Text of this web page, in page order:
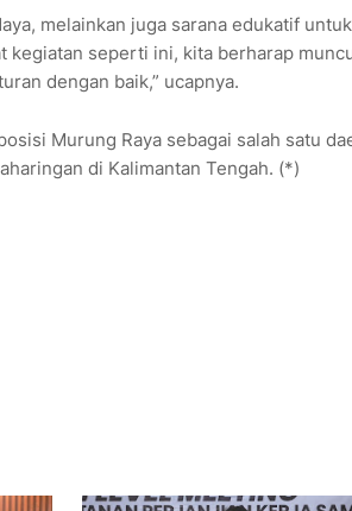
melainkan juga sarana edukatif untuk
kegiatan seperti ini, kita berharap
dengan baik,” ucapnya.
Murung Raya sebagai salah satu
di Kalimantan Tengah. (*)